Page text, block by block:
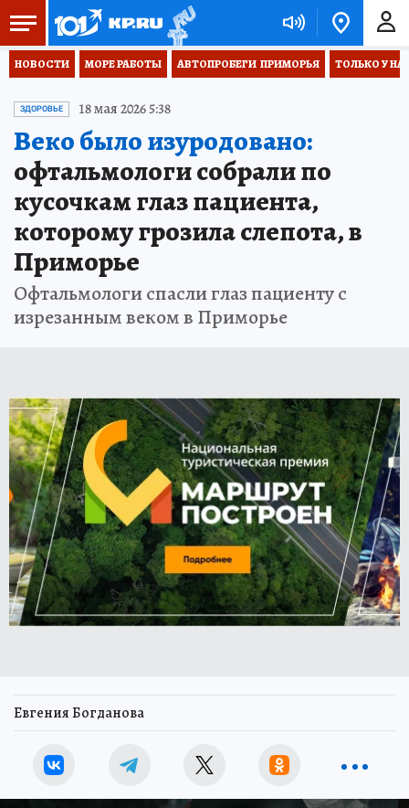
НОВОСТИ МОРЕ РАБОТЫ АВТОПРОБЕГИ  ПРИМОРЬЯ ТОЛЬКО У
ЗДОРОВЬЕ 18 мая 2026 5:38
Веко было изуродовано:
офтальмологи собрали по
кусочкам глаз пациента,
которому грозила слепота, в
Приморье
Офтальмологи спасли глаз пациенту с
изрезанным веком в Приморье
Евгения Богданова